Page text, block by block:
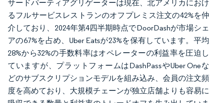
サードパーティアグリゲーターは現在、北アメリカにおけ
るフルサービスレストランのオフプレミス注文の42%を仲
介しており、2024年第4四半期時点でDoorDashが市場シェ
アの67%を占め、Uber Eatsが23%を保有しています。平均
28%から32%の手数料率はオペレーターの利益率を圧迫し
ていますが、プラットフォームはDashPassやUber Oneな
どのサブスクリプションモデルを組み込み、会員の注文頻
度を高めており、大規模チェーンが独立店舗よりも容易に